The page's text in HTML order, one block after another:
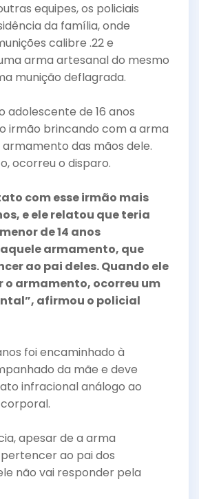
equipes, os policiais
da família, onde
calibre .22 e
arma artesanal do mesmo
munição deflagrada.
adolescente de 16 anos
irmão brincando com a arma
das mãos dele.
ocorreu o disparo.
com esse irmão mais
e ele relatou que teria
de 14 anos
armamento, que
ao pai deles. Quando ele
armamento, ocorreu um
afirmou o policial
foi encaminhado à
da mãe e deve
infracional análogo ao
apesar de a arma
ao pai dos
não vai responder pela